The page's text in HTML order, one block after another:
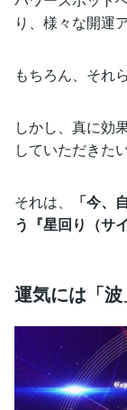
り、様々な開運
もちろん、それ
しかし、真に効
していただきた
それは、
「今、
う『星回り（サ
運気には「